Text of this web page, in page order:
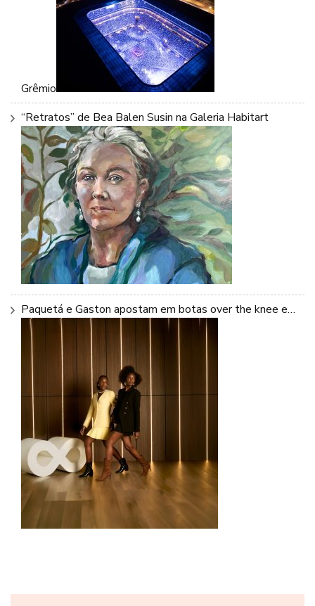
Grêmio
“Retratos” de Bea Balen Susin na Galeria Habitart
Paquetá e Gaston apostam em botas over the knee e…